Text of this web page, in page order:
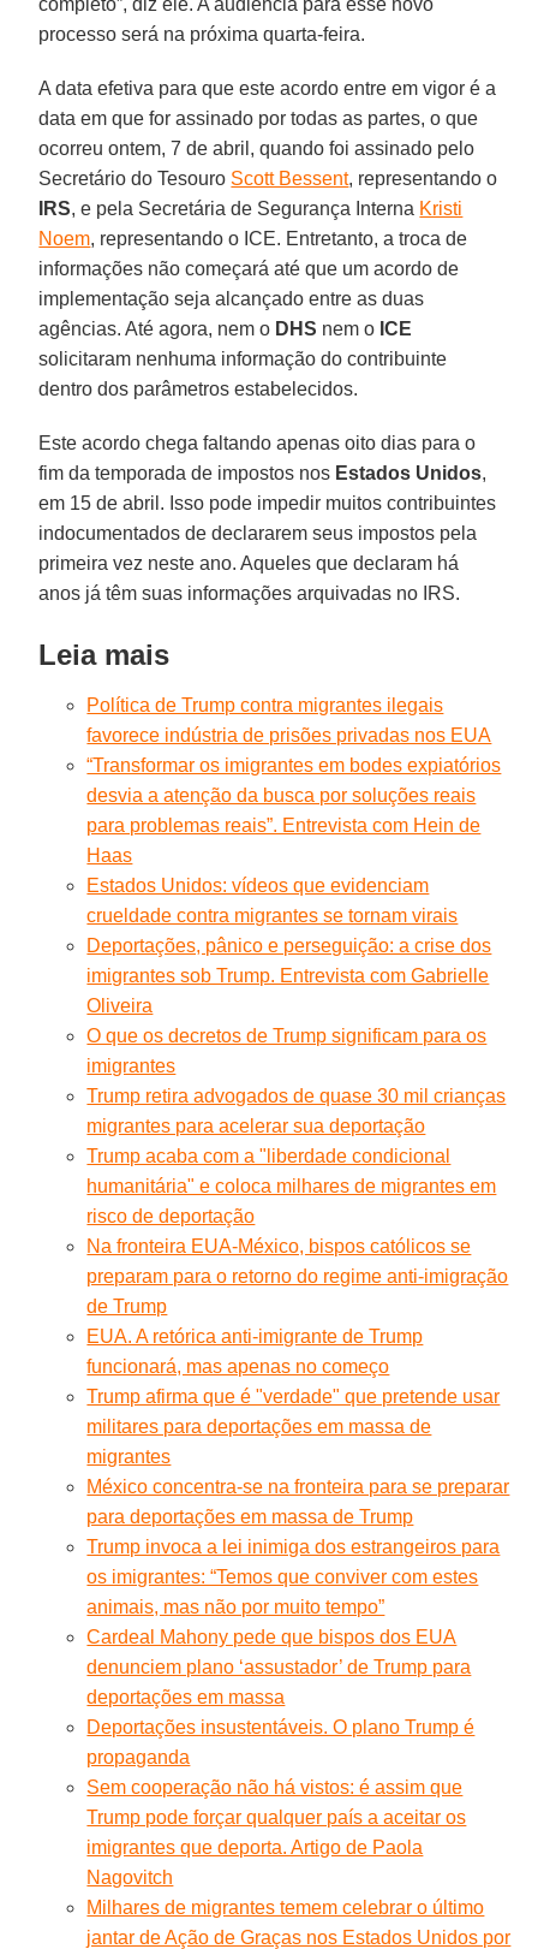
processo será na próxima quarta-feira.
A data efetiva para que este acordo entre em vigor é a
data em que for assinado por todas as partes, o que
ocorreu ontem, 7 de abril, quando foi assinado pelo
Secretário do Tesouro Scott Bessent, representando o
IRS, e pela Secretária de Segurança Interna Kristi
Noem, representando o ICE. Entretanto, a troca de
informações não começará até que um acordo de
implementação seja alcançado entre as duas
agências. Até agora, nem o DHS nem o ICE
solicitaram nenhuma informação do contribuinte
dentro dos parâmetros estabelecidos.
Este acordo chega faltando apenas oito dias para o
fim da temporada de impostos nos Estados Unidos,
em 15 de abril. Isso pode impedir muitos contribuintes
indocumentados de declararem seus impostos pela
primeira vez neste ano. Aqueles que declaram há
anos já têm suas informações arquivadas no IRS.
Leia mais
Política de Trump contra migrantes ilegais
favorece indústria de prisões privadas nos EUA
“Transformar os imigrantes em bodes expiatórios
desvia a atenção da busca por soluções reais
para problemas reais”. Entrevista com Hein de
Haas
Estados Unidos: vídeos que evidenciam
crueldade contra migrantes se tornam virais
Deportações, pânico e perseguição: a crise dos
imigrantes sob Trump. Entrevista com Gabrielle
Oliveira
O que os decretos de Trump significam para os
imigrantes
Trump retira advogados de quase 30 mil crianças
migrantes para acelerar sua deportação
Trump acaba com a "liberdade condicional
humanitária" e coloca milhares de migrantes em
risco de deportação
Na fronteira EUA-México, bispos católicos se
preparam para o retorno do regime anti-imigração
de Trump
EUA. A retórica anti-imigrante de Trump
funcionará, mas apenas no começo
Trump afirma que é "verdade" que pretende usar
militares para deportações em massa de
migrantes
México concentra-se na fronteira para se preparar
para deportações em massa de Trump
Trump invoca a lei inimiga dos estrangeiros para
os imigrantes: “Temos que conviver com estes
animais, mas não por muito tempo”
Cardeal Mahony pede que bispos dos EUA
denunciem plano ‘assustador’ de Trump para
deportações em massa
Deportações insustentáveis. O plano Trump é
propaganda
Sem cooperação não há vistos: é assim que
Trump pode forçar qualquer país a aceitar os
imigrantes que deporta. Artigo de Paola
Nagovitch
Milhares de migrantes temem celebrar o último
jantar de Ação de Graças nos Estados Unidos por